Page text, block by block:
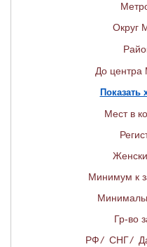
Округ
До центра
Показать
Мест в
Минимум к
Гр-во
РФ/ СНГ/